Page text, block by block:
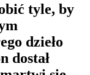
tyle, by
dzieło
dostał